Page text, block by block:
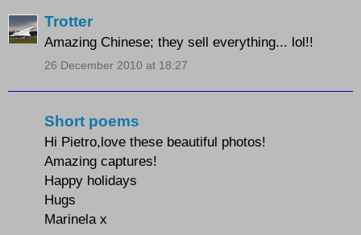
Trotter
Amazing Chinese; they sell everything... lol!!
26 December 2010 at 18:27
Short poems
Hi Pietro,love these beautiful photos!
Amazing captures!
Happy holidays
Hugs
Marinela x